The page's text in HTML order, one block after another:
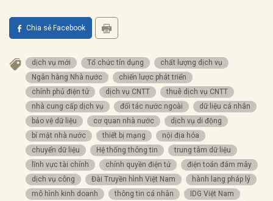
Chia sẻ Facebook
dịch vụ mới Tổ chức tín dụng
chất lượng dịch vụ
Ngân hàng Nhà nước
chiến lược phát triển
chính phủ điện tử
dịch vụ CNTT
thuê dịch vụ CNTT
nhà cung cấp dịch vụ
đối tác nước ngoài
dữ liệu cá nhân
bảo vệ dữ liệu
cơ quan nhà nước
dịch vụ di động
bí mật nhà nước
thiết bị mạng
nội địa hóa
chuyển dữ liệu
Hệ thống thông tin
trung tâm dữ liệu
lĩnh vực tài chính
chính quyền điện tử
điện toán đám mây
dịch vụ công
Đài Truyền hình Việt Nam
hành lang pháp lý
mô hình kinh doanh
thông tin cá nhân
IDG Việt Nam